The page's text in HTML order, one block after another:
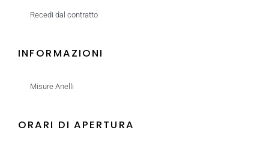
Recedi dal contratto
INFORMAZIONI
Misure Anelli
ORARI DI APERTURA